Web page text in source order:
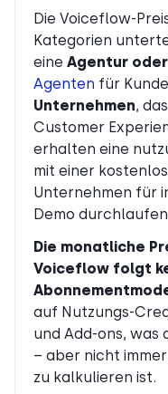
Die Voiceflow-
Kategorien
eine Agentur
Agenten für
Unternehmen,
Customer
erhalten eine
mit einer
Unternehmen für
Demo
Die monatliche
Voiceflow folgt
auf Nutzungs-
und Add-ons,
– aber nicht
zu kalkulieren ist.